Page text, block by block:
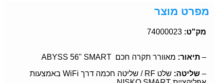
מפרט מוצר
מק"ט:
– תיאור: מאוורר תקרה חכם ABYSS 56" SMART
– שליטה:
שלט RF / שליטה חכמה דרך WiFi באמצעות